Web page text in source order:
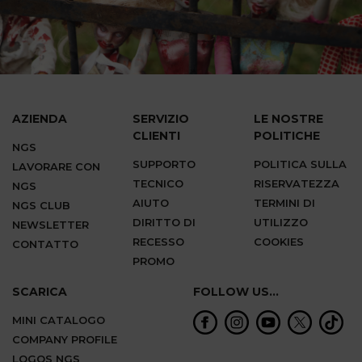
AZIENDA
NGS
LAVORARE CON
NGS
NGS CLUB
NEWSLETTER
CONTATTO
SERVIZIO
CLIENTI
SUPPORTO
TECNICO
AIUTO
DIRITTO DI
RECESSO
PROMO
LE NOSTRE
POLITICHE
POLITICA SULLA
RISERVATEZZA
TERMINI DI
UTILIZZO
COOKIES
SCARICA
MINI CATALOGO
COMPANY PROFILE
LOGOS NGS
FOLLOW US...